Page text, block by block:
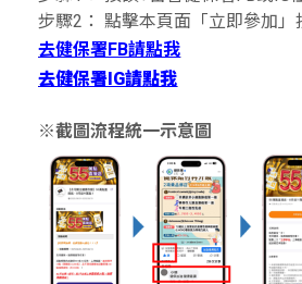
步驟2： 點擊本頁面「立即參加」
去健保署FB請點我
去健保署IG請點我
※截圖流程統一示意圖